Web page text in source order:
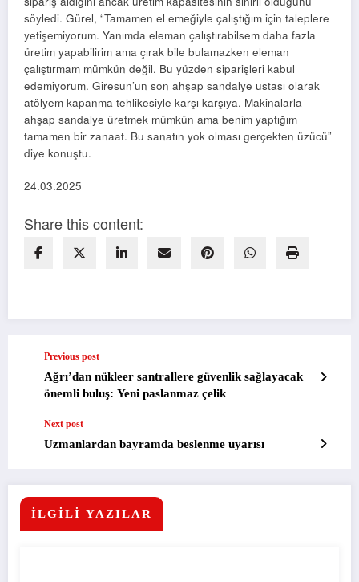
söyledi. Gürel, “Tamamen el emeğiyle çalıştığım için taleplere
yetişemiyorum. Yanımda eleman çalıştırabilsem daha fazla
üretim yapabilirim ama çırak bile bulamazken eleman
çalıştırmam mümkün değil. Bu yüzden siparişleri kabul
edemiyorum. Giresun’un son ahşap sandalye ustası olarak
atölyem kapanma tehlikesiyle karşı karşıya. Makinalarla
ahşap sandalye üretmek mümkün ama benim yaptığım
tamamen bir zanaat. Bu sanatın yok olması gerçekten üzücü”
diye konuştu.
24.03.2025
Share this content:
Previous post
Ağrı’dan nükleer santrallere güvenlik sağlayacak
önemli buluş: Yeni paslanmaz çelik
Next post
Uzmanlardan bayramda beslenme uyarısı
İLGİLİ YAZILAR